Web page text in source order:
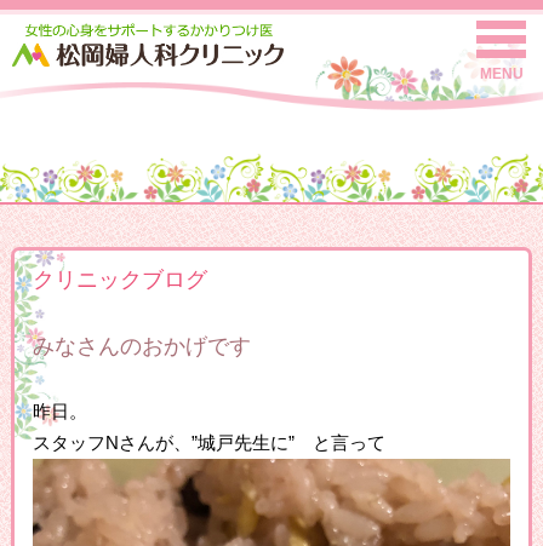
MENU
クリニックブログ
みなさんのおかげです
昨日。
スタッフNさんが、”城戸先生に” と言って